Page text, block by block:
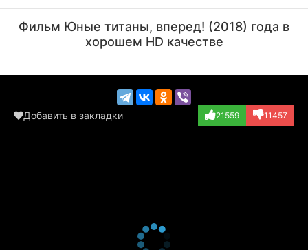
(Jor-El / Securi...)
(Stan Lee, озвуч...)
Фильм Юные титаны, вперед! (2018) года в
хорошем HD качестве
Добавить в закладки 21559 11457